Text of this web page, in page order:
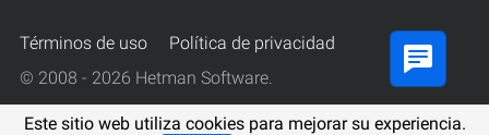
Este sitio web utiliza cookies para mejorar su experiencia.
Términos de uso
Política de privacidad
© 2008 - 2026 Hetman Software.
Todos los derechos reservados.